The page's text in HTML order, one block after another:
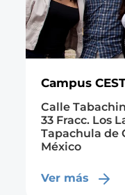
Campus
Calle
33 Fracc. Los
Tapachula de
México
Ver más